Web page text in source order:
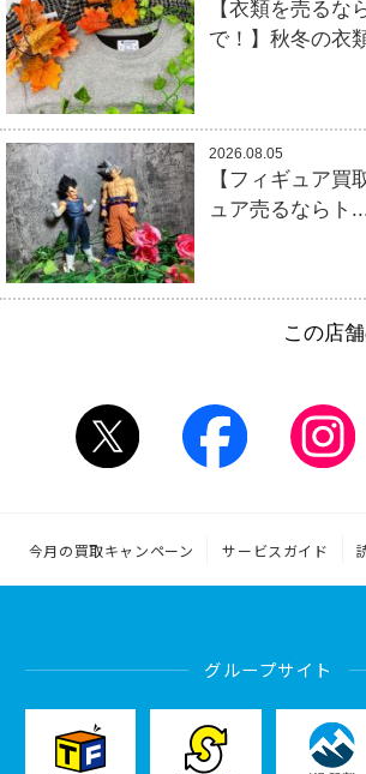
【衣類を売るな
で！】秋冬の衣
2026.08.05
【フィギュア買
ュア売るならト
この店
今月の買取キャンペーン サービスガイド
グループサイト